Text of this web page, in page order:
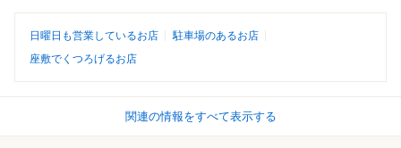
日曜日も営業しているお店
駐車場のあるお店
座敷でくつろげるお店
関連の情報をすべて表示する